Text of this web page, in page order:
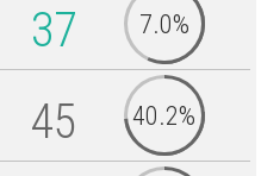
37 7.0%
45 40.2%